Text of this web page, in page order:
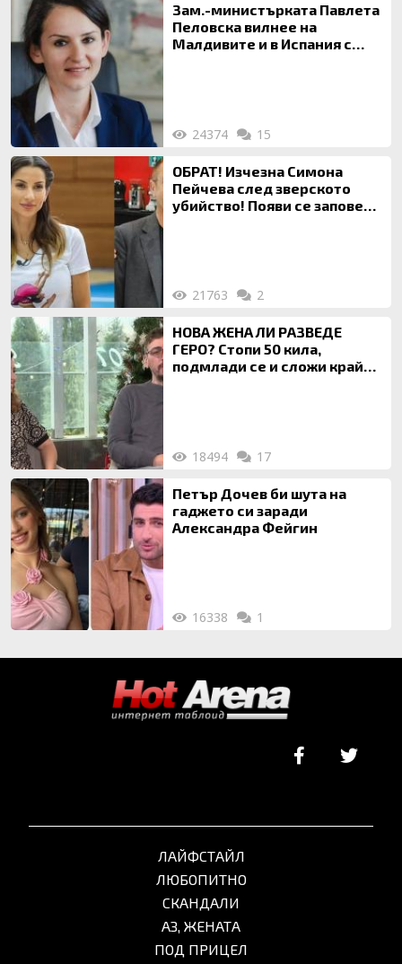
Зам.-министърката Павлета
Пеловска вилнее на
Малдивите и в Испания с
24374 15
ОБРАТ! Изчезна Симона
Пейчева след зверското
убийство! Появи се заповед
21763 2
НОВА ЖЕНА ЛИ РАЗВЕДЕ
ГЕРО? Стопи 50 кила,
подмлади се и сложи край
18494 17
Петър Дочев би шута на
гаджето си заради
Александра Фейгин
16338 1
ЛАЙФСТАЙЛ
ЛЮБОПИТНО
СКАНДАЛИ
АЗ, ЖЕНАТА
ПОД ПРИЦЕЛ